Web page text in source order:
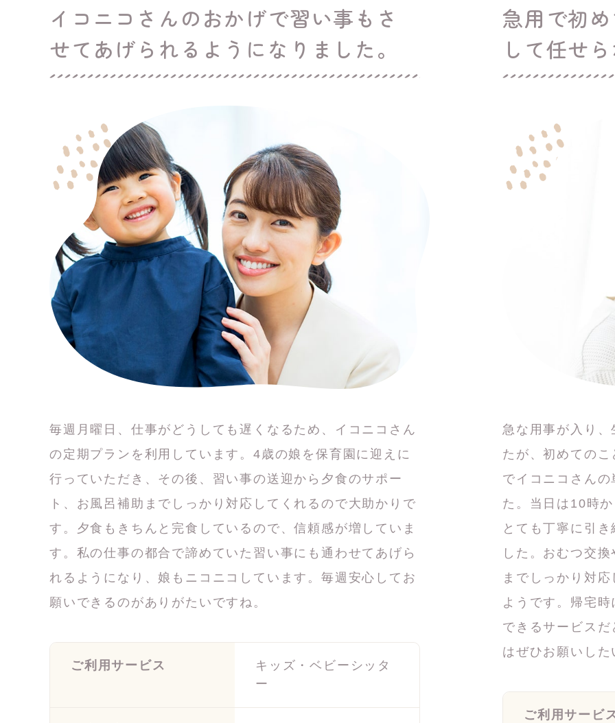
イコニコさんのおかげで習い事もさ
せてあげられるようになりました。
毎週月曜日、仕事がどうしても遅くなるため、イコニコさん
の定期プランを利用しています。4歳の娘を保育園に迎えに
行っていただき、その後、習い事の送迎から夕食のサポー
ト、お風呂補助までしっかり対応してくれるので大助かりで
す。夕食もきちんと完食しているので、信頼感が増していま
す。私の仕事の都合で諦めていた習い事にも通わせてあげら
れるようになり、娘もニコニコしています。毎週安心してお
願いできるのがありがたいですね。
ご利用サービス
キッズ・ベビーシッタ
ー
急用で初
して任せ
急な用事が入り
たが、初めての
でイコニコさん
た。当日は10時
とても丁寧に引
した。おむつ交
までしっかり対
ようです。帰宅
できるサービス
はぜひお願いした
ご利用サービ